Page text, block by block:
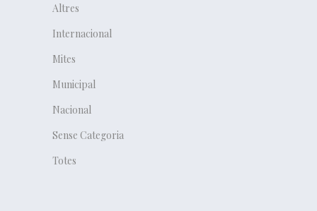
Altres
Internacional
Mites
Municipal
Nacional
Sense Categoria
Totes